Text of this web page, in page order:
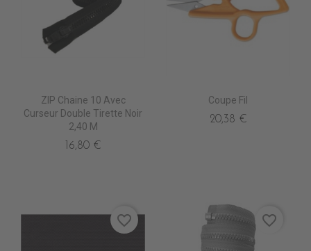
ZIP Chaine 10 Avec
Curseur Double Tirette Noir
2,40 M
16,80 €
Coupe Fil
20,38 €
favorite_border favorite_border